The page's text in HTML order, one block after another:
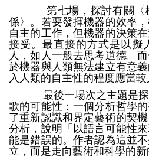
第七場，探討有關〈機
係〉。若要發揮機器的效率
自主的工作，但機器的決策
接受。最直接的方式是以擬
人，如人一般去思考道德。
於機器與人類無法建立有意
入人類的自主性的程度應當較
最後一場次之主題是探
歌的可能性：一個分析哲學
了重新認識和界定藝術的契
分析，說明「以語言可能性
能是錯誤的。作者認為這並
立，而是走向藝術和科學的新